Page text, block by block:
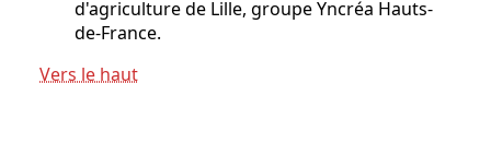
d'agriculture de Lille, groupe Yncréa Hauts-
de-France.
Vers le haut